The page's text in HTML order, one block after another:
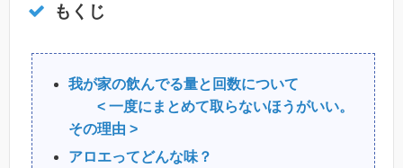
もくじ
我が家の飲んでる量と回数について
< 一度にまとめて取らないほうがいい。
その理由 >
アロエってどんな味？